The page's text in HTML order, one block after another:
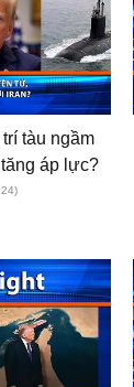
tàu ngầm
áp lực?